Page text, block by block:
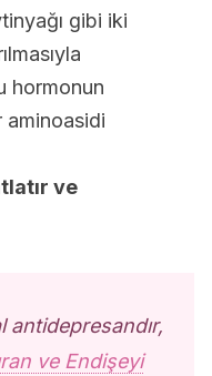
gibi iki
hormonun
aminoasidi
ve
ve Endişeyi